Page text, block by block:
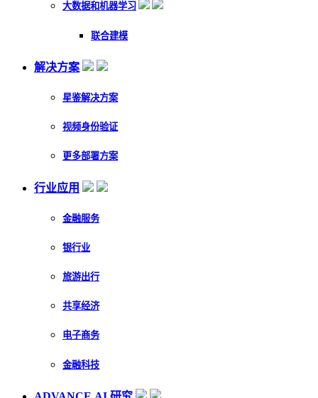
大数据和机器学习
联合建模
解决方案
星鉴解决方案
视频身份验证
更多部署方案
行业应用
金融服务
银行业
旅游出行
共享经济
电子商务
金融科技